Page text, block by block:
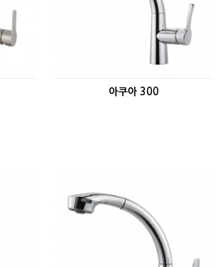
아쿠아 300